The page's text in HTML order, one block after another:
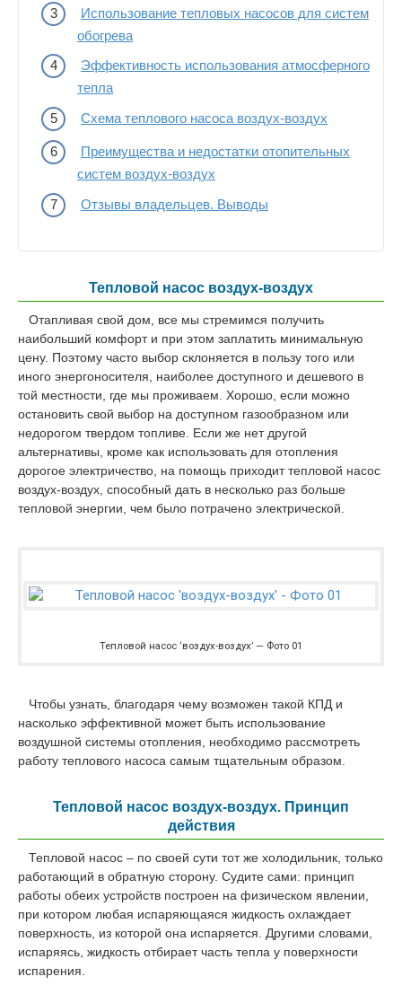
Использование тепловых насосов для систем
обогрева
Эффективность использования атмосферного
тепла
Схема теплового насоса воздух-воздух
Преимущества и недостатки отопительных
систем воздух-воздух
Отзывы владельцев. Выводы
Тепловой насос воздух-воздух
Отапливая свой дом, все мы стремимся получить
наибольший комфорт и при этом заплатить минимальную
цену. Поэтому часто выбор склоняется в пользу того или
иного энергоносителя, наиболее доступного и дешевого в
той местности, где мы проживаем. Хорошо, если можно
остановить свой выбор на доступном газообразном или
недорогом твердом топливе. Если же нет другой
альтернативы, кроме как использовать для отопления
дорогое электричество, на помощь приходит тепловой насос
воздух-воздух, способный дать в несколько раз больше
тепловой энергии, чем было потрачено электрической.
Тепловой насос ‘воздух-воздух’ — Фото 01
Чтобы узнать, благодаря чему возможен такой КПД и
насколько эффективной может быть использование
воздушной системы отопления, необходимо рассмотреть
работу теплового насоса самым тщательным образом.
Тепловой насос воздух-воздух. Принцип
действия
Тепловой насос – по своей сути тот же холодильник, только
работающий в обратную сторону. Судите сами: принцип
работы обеих устройств построен на физическом явлении,
при котором любая испаряющаяся жидкость охлаждает
поверхность, из которой она испаряется. Другими словами,
испаряясь, жидкость отбирает часть тепла у поверхности
испарения.